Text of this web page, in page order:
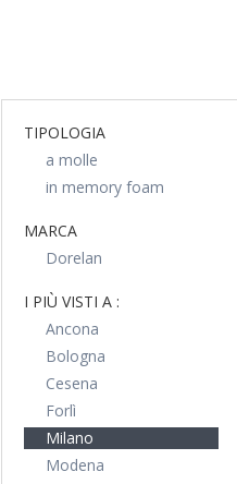
TIPOLOGIA
a molle
in memory foam
MARCA
Dorelan
I PIÙ VISTI A :
Ancona
Bologna
Cesena
Forlì
Milano
Modena